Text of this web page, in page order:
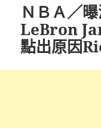
ＮＢＡ／
LeBron
點出原因